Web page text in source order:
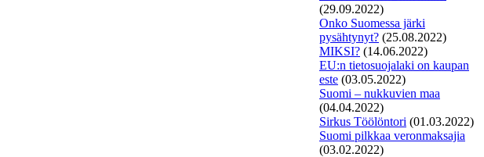
(29.09.2022)
Onko Suomessa järki
pysähtynyt? (25.08.2022)
MIKSI? (14.06.2022)
EU:n tietosuojalaki on kaupan
este (03.05.2022)
Suomi – nukkuvien maa
(04.04.2022)
Sirkus Töölöntori (01.03.2022)
Suomi pilkkaa veronmaksajia
(03.02.2022)